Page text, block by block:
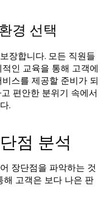
경 선택
장합니다. 모든 직원들
인 교육을 통해 고객에
스를 제공할 준비가 되
편안한 분위기 속에서
.
점 분석
장단점을 파악하는 것
해 고객은 보다 나은 판